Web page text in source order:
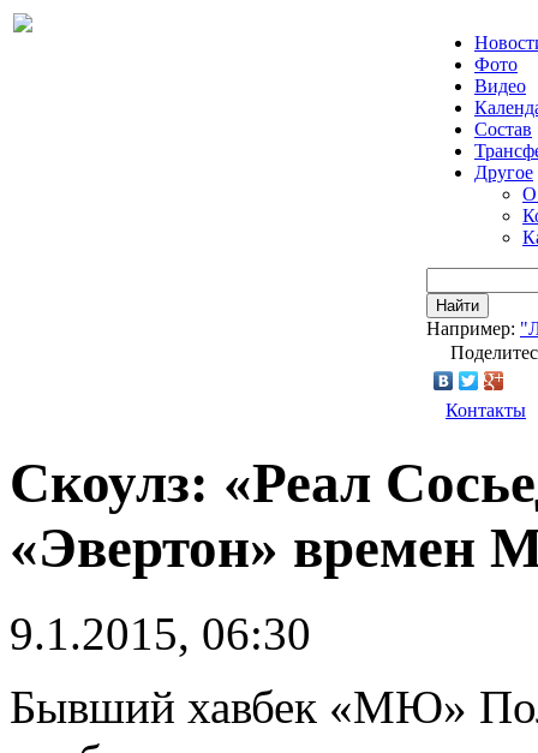
Фото
Видео
Состав
Другое
О
Найти
Например:
Контакты
Скоулз: «Реал
«Эвертон» времен
9.1.2015, 06:30
Бывший хавбек «МЮ»